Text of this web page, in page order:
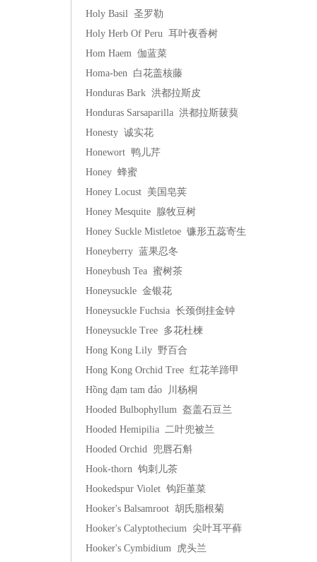
Holy Basil 圣罗勒
Holy Herb Of Peru 耳叶夜香树
Hom Haem 伽蓝菜
Homa-ben 白花盖核藤
Honduras Bark 洪都拉斯皮
Honduras Sarsaparilla 洪都拉斯菝葜
Honesty 诚实花
Honewort 鸭儿芹
Honey 蜂蜜
Honey Locust 美国皂荚
Honey Mesquite 腺牧豆树
Honey Suckle Mistletoe 镰形五蕊寄生
Honeyberry 蓝果忍冬
Honeybush Tea 蜜树茶
Honeysuckle 金银花
Honeysuckle Fuchsia 长颈倒挂金钟
Honeysuckle Tree 多花杜楝
Hong Kong Lily 野百合
Hong Kong Orchid Tree 红花羊蹄甲
Hồng đạm tam đảo 川杨桐
Hooded Bulbophyllum 盔盖石豆兰
Hooded Hemipilia 二叶兜被兰
Hooded Orchid 兜唇石斛
Hook-thorn 钩刺儿茶
Hookedspur Violet 钩距堇菜
Hooker's Balsamroot 胡氏脂根菊
Hooker's Calyptothecium 尖叶耳平藓
Hooker's Cymbidium 虎头兰